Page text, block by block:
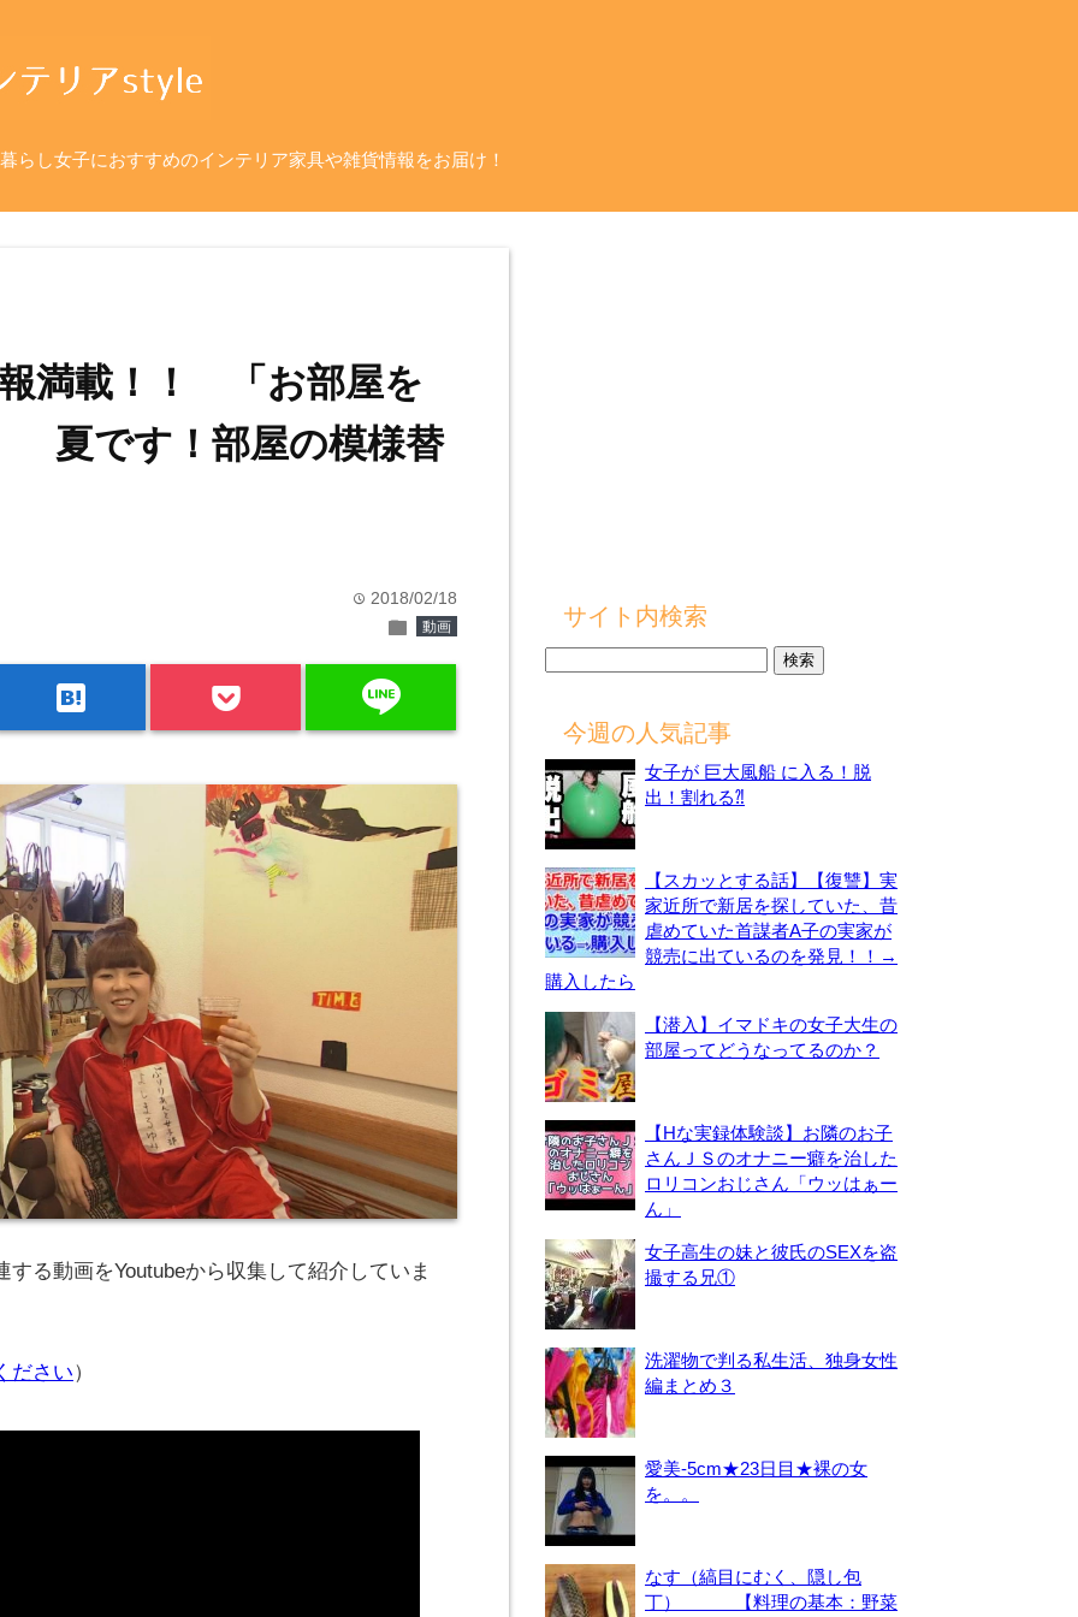
らし女子におすすめのインテリア家具や雑貨情報をお届け！
満載！！ 「お部屋を
夏です！部屋の模様替
time 2018/02/18
folder 動画
hatenabookmark line
る動画をYoutubeから収集して紹介していま
ださい）
サイト内検索
今週の人気記事
女子が 巨大風船 に入る！脱
出！割れる⁈
【スカッとする話】【復讐】実
家近所で新居を探していた、昔
虐めていた首謀者A子の実家が
競売に出ているのを発見！！→
購入したら
【潜入】イマドキの女子大生の
部屋ってどうなってるのか？
【Hな実録体験談】お隣のお子
さんＪＳのオナニー癖を治した
ロリコンおじさん「ウッはぁー
ん」
女子高生の妹と彼氏のSEXを盗
撮する兄①
洗濯物で判る私生活、独身女性
編まとめ３
愛美-5cm★23日目★裸の女
を。。
なす（縞目にむく、隠し包
丁） 【料理の基本：野菜